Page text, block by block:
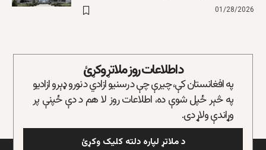
01/28/2026
د اطلاعات روز ملاتړ وکړئ
په افغانستان کې، چیرې چې د رسنیو ازادي د نورو ډېرو ازادیو
په څېر ځپل شوې ده، اطلاعات روز لا هم د دې ځپنې پر
وړاندې ولاړ دی.
د ملاتړ لپاره دلته کلیک وکړئ